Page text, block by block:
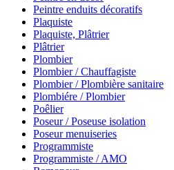
Peintre enduits décoratifs
Plaquiste
Plaquiste, Plâtrier
Plâtrier
Plombier
Plombier / Chauffagiste
Plombier / Plombière sanitaire
Plombiére / Plombier
Poêlier
Poseur / Poseuse isolation
Poseur menuiseries
Programmiste
Programmiste / AMO